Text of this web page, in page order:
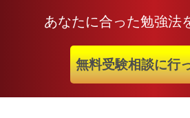
あなたに合った勉強法
無料受験相談に行